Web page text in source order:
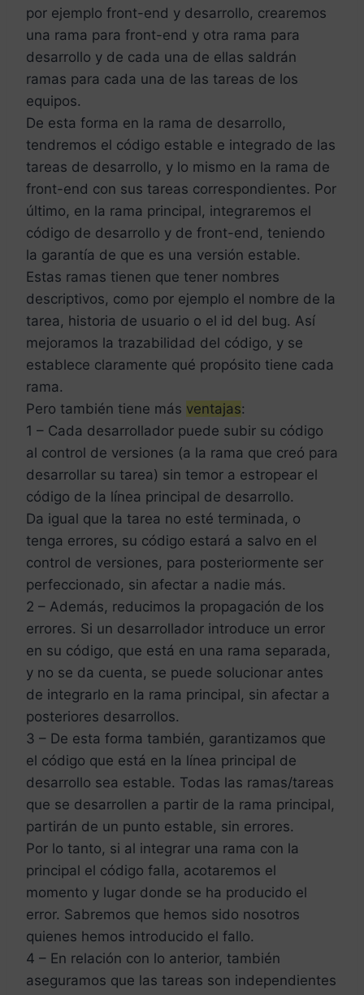
por ejemplo front-end y desarrollo, crearemos
una rama para front-end y otra rama para
desarrollo y de cada una de ellas saldrán
ramas para cada una de las tareas de los
equipos.
De esta forma en la rama de desarrollo,
tendremos el código estable e integrado de las
tareas de desarrollo, y lo mismo en la rama de
front-end con sus tareas correspondientes. Por
último, en la rama principal, integraremos el
código de desarrollo y de front-end, teniendo
la garantía de que es una versión estable.
Estas ramas tienen que tener nombres
descriptivos, como por ejemplo el nombre de la
tarea, historia de usuario o el id del bug. Así
mejoramos la trazabilidad del código, y se
establece claramente qué propósito tiene cada
rama.
Pero también tiene más ventajas:
1 – Cada desarrollador puede subir su código
al control de versiones (a la rama que creó para
desarrollar su tarea) sin temor a estropear el
código de la línea principal de desarrollo.
Da igual que la tarea no esté terminada, o
tenga errores, su código estará a salvo en el
control de versiones, para posteriormente ser
perfeccionado, sin afectar a nadie más.
2 – Además, reducimos la propagación de los
errores. Si un desarrollador introduce un error
en su código, que está en una rama separada,
y no se da cuenta, se puede solucionar antes
de integrarlo en la rama principal, sin afectar a
posteriores desarrollos.
3 – De esta forma también, garantizamos que
el código que está en la línea principal de
desarrollo sea estable. Todas las ramas/tareas
que se desarrollen a partir de la rama principal,
partirán de un punto estable, sin errores.
Por lo tanto, si al integrar una rama con la
principal el código falla, acotaremos el
momento y lugar donde se ha producido el
error. Sabremos que hemos sido nosotros
quienes hemos introducido el fallo.
4 – En relación con lo anterior, también
aseguramos que las tareas son independientes